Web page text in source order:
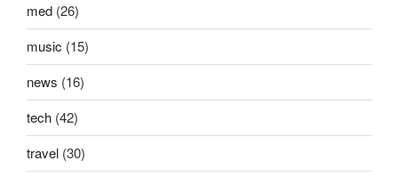
med (26)
music (15)
news (16)
tech (42)
travel (30)